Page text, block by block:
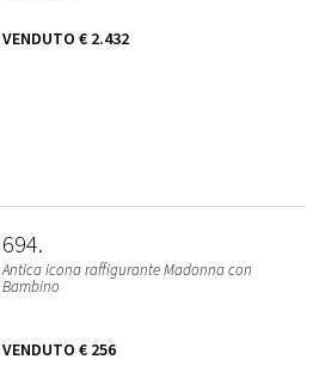
VENDUTO € 2.432
694
Antica icona raffigurante Madonna con
Bambino
VENDUTO € 256